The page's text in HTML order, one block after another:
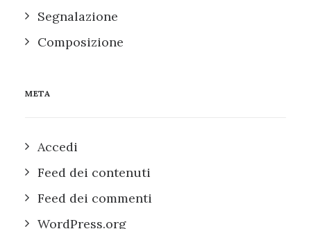
Segnalazione
Composizione
META
Accedi
Feed dei contenuti
Feed dei commenti
WordPress.org